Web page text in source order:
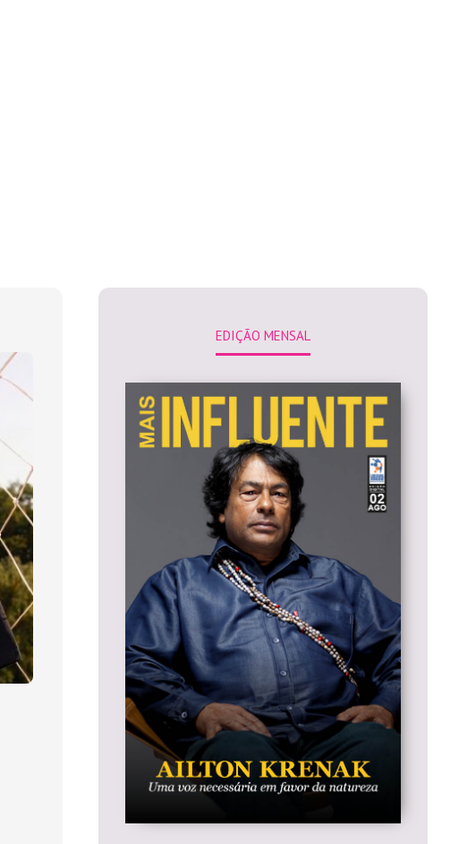
EDIÇÃO MENSAL